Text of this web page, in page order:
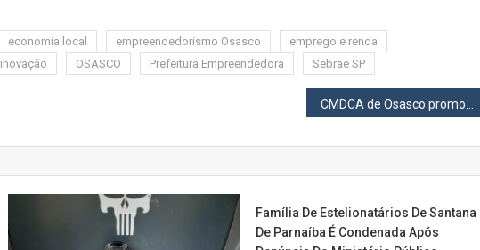
economia local empreendedorismo Osasco
emprego e renda
inovação OSASCO Prefeitura Empreendedora Sebrae SP
Família De Estelionatários De Santana
De Parnaíba É Condenada Após